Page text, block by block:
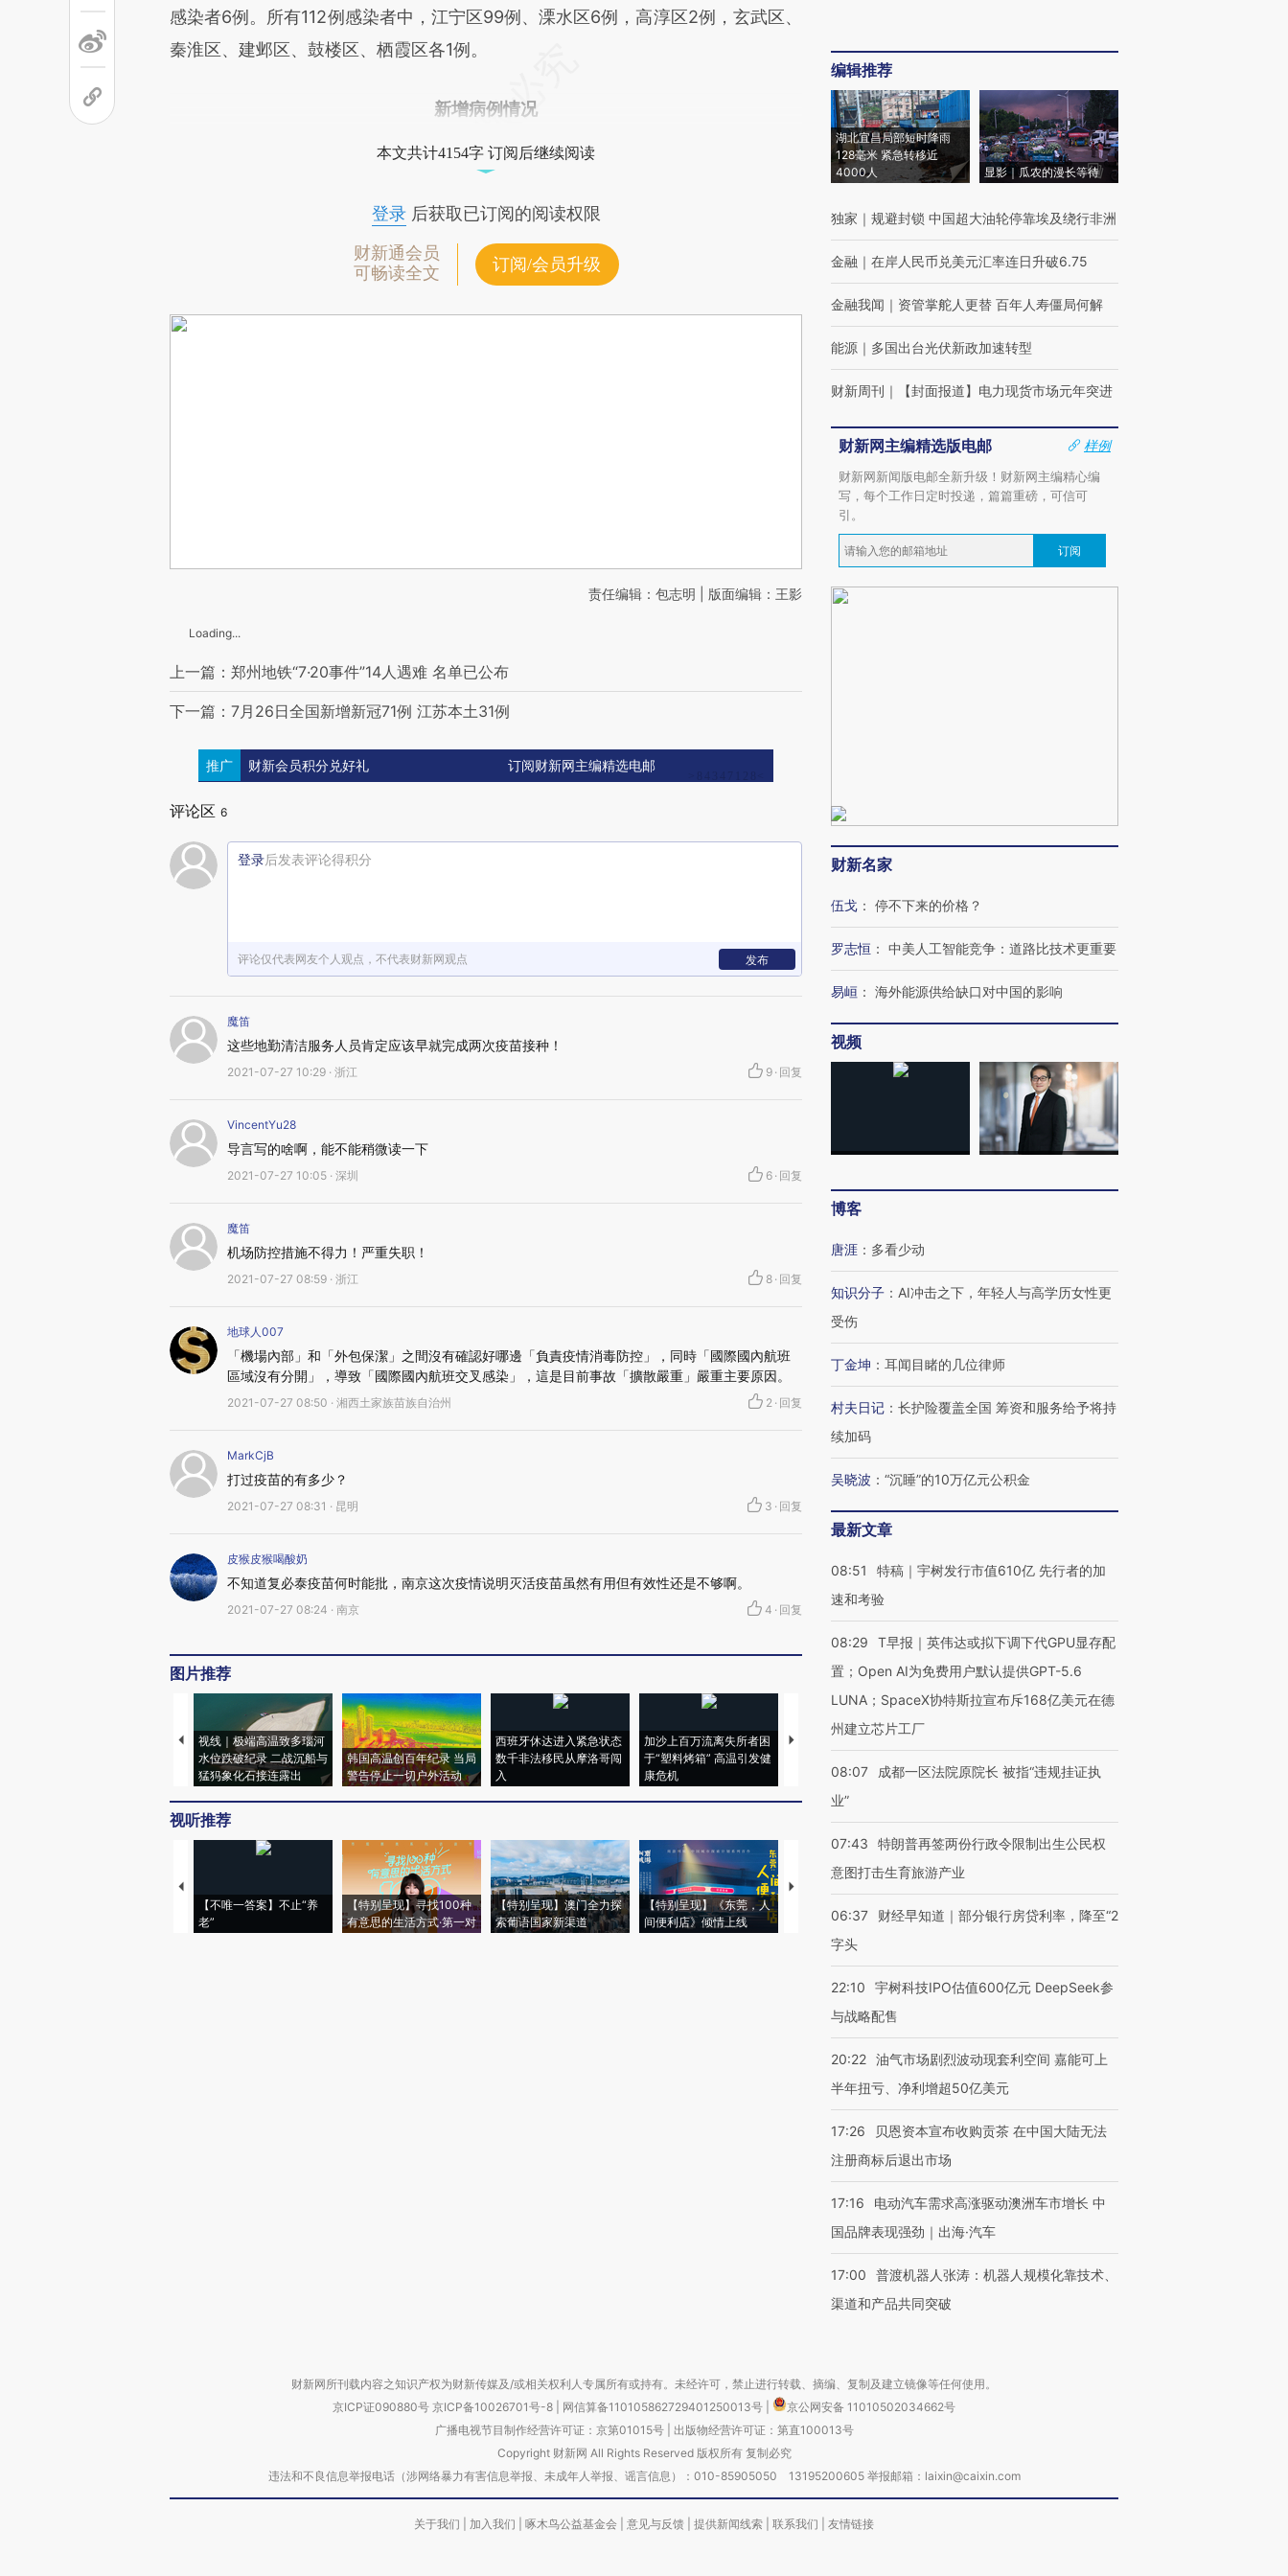
感染者6例。所有112例感染者中，江宁区99例、溧水区6例，高淳区2例，玄武区、
秦淮区、建邺区、鼓楼区、栖霞区各1例。
新增病例情况
本文共计4154字 订阅后继续阅读
登录后获取已订阅的阅读权限
财新通会员
可畅读全文
订阅/会员升级
责任编辑：包志明 | 版面编辑：王影
Loading...
上一篇：郑州地铁“7·20事件”14人遇难 名单已公布
下一篇：7月26日全国新增新冠71例 江苏本土31例
推广 财新会员积分兑好礼 订阅财新网主编精选电邮
评论区 6
登录后发表评论得积分
评论仅代表网友个人观点，不代表财新网观点 发布
魔笛
这些地勤清洁服务人员肯定应该早就完成两次疫苗接种！
2021-07-27 10:29 · 浙江 9 · 回复
VincentYu28
导言写的啥啊，能不能稍微读一下
2021-07-27 10:05 · 深圳 6 · 回复
魔笛
机场防控措施不得力！严重失职！
2021-07-27 08:59 · 浙江 8 · 回复
地球人007
「機場內部」和「外包保潔」之間沒有確認好哪邊「負責疫情消毒防控」，同時「國際國內航班
區域沒有分開」，導致「國際國內航班交叉感染」，這是目前事故「擴散嚴重」嚴重主要原因。
2021-07-27 08:50 · 湘西土家族苗族自治州 2 · 回复
MarkCjB
打过疫苗的有多少？
2021-07-27 08:31 · 昆明 3 · 回复
皮猴皮猴喝酸奶
不知道复必泰疫苗何时能批，南京这次疫情说明灭活疫苗虽然有用但有效性还是不够啊。
2021-07-27 08:24 · 南京 4 · 回复
图片推荐
视线｜极端高温致多瑙河
水位跌破纪录 二战沉船与
猛犸象化石接连露出
韩国高温创百年纪录 当局
警告停止一切户外活动
西班牙休达进入紧急状态
数千非法移民从摩洛哥闯
入
加沙上百万流离失所者困
于“塑料烤箱” 高温引发健
康危机
视线｜HYROX的吸金
心“花钱找虐”？
毒品
育部长拱下台
视听推荐
【不唯一答案】不止“养
老”
【特别呈现】寻找100种
有意思的生活方式·第一对
【特别呈现】澳门全力探
索葡语国家新渠道
【特别呈现】《东莞，人
间便利店》倾情上线
【推广】走进第四届链博
有意思的生活方式·第三对
住三大增长引擎是什么？
编辑推荐
湖北宜昌局部短时降雨
128毫米 紧急转移近
4000人
显影｜瓜农的漫长等待
独家 ｜ 规避封锁 中国超大油轮停靠埃及绕行非洲
金融 ｜ 在岸人民币兑美元汇率连日升破6.75
金融我闻 ｜ 资管掌舵人更替 百年人寿僵局何解
能源 ｜ 多国出台光伏新政加速转型
财新周刊 ｜ 【封面报道】电力现货市场元年突进
财新网主编精选版电邮
样例
财新网新闻版电邮全新升级！财新网主编精心编
写，每个工作日定时投递，篇篇重磅，可信可
引。
订阅
财新名家
伍戈 ： 停不下来的价格？
罗志恒 ： 中美人工智能竞争：道路比技术更重要
易峘 ： 海外能源供给缺口对中国的影响
视频
博客
唐涯 ： 多看少动
知识分子 ： AI冲击之下，年轻人与高学历女性更
受伤
丁金坤 ： 耳闻目睹的几位律师
村夫日记 ： 长护险覆盖全国 筹资和服务给予将持
续加码
吴晓波 ： “沉睡”的10万亿元公积金
最新文章
08:51
特稿｜宇树发行市值610亿 先行者的加
速和考验
08:29
T早报｜英伟达或拟下调下代GPU显存配
置；Open AI为免费用户默认提供GPT-5.6
LUNA；SpaceX协特斯拉宣布斥168亿美元在德
州建立芯片工厂
08:07
成都一区法院原院长 被指“违规挂证执
业”
07:43
特朗普再签两份行政令限制出生公民权
意图打击生育旅游产业
06:37
财经早知道｜部分银行房贷利率，降至“2
字头
22:10
宇树科技IPO估值600亿元 DeepSeek参
与战略配售
20:22 油气市场剧烈波动现套利空间 嘉能可上
半年扭亏、净利增超50亿美元
17:26
贝恩资本宣布收购贡茶 在中国大陆无法
注册商标后退出市场
17:16
电动汽车需求高涨驱动澳洲车市增长 中
国品牌表现强劲｜出海·汽车
17:00
普渡机器人张涛：机器人规模化靠技术、
渠道和产品共同突破
财新网所刊载内容之知识产权为财新传媒及/或相关权利人专属所有或持有。未经许可，禁止进行转载、摘编、复制及建立镜像等任何使用。
京ICP证090880号 京ICP备10026701号-8 网信算备110105862729401250013号
京公网安备 11010502034662号
广播电视节目制作经营许可证：京第01015号| 出版物经营许可证：第直100013号
Copyright 财新网 All Rights Reserved 版权所有 复制必究
违法和不良信息举报电话（涉网络暴力有害信息举报、未成年人举报、谣言信息）：010-85905050 13195200605 举报邮箱：laixin@caixin.com
关于我们 加入我们 啄木鸟公益基金会 意见与反馈 提供新闻线索 联系我们 友情链接